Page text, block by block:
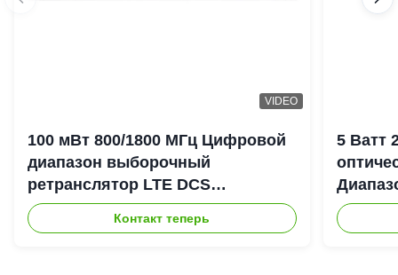
VIDEO
100 мВт 800/1800 МГц Цифровой
диапазон выборочный
ретранслятор LTE DCS
Цифровой канал выборочный
Bda Пико ретранслятор
Контакт теперь
5 Ватт
DAS